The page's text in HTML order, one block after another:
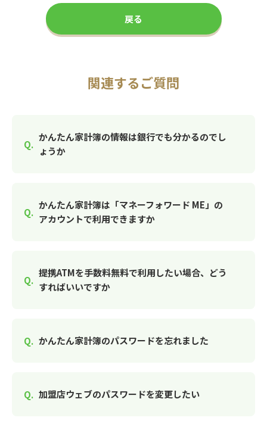
戻る
関連するご質問
かんたん家計簿の情報は銀行でも分かるのでし
ょうか
かんたん家計簿は「マネーフォワード ME」の
アカウントで利用できますか
提携ATMを手数料無料で利用したい場合、どう
すればいいですか
かんたん家計簿のパスワードを忘れました
加盟店ウェブのパスワードを変更したい